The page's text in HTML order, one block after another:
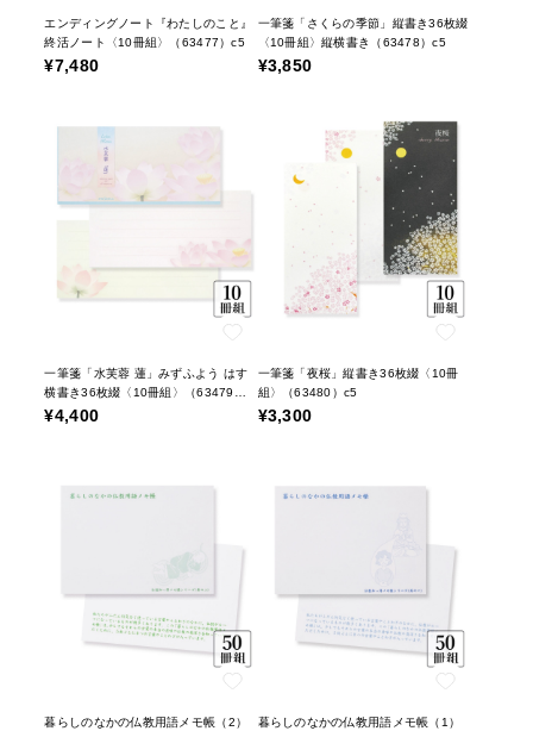
エンディングノート『わたしのこと』
終活ノート〈10冊組〉（63477）c5
¥7,480
一筆箋「さくらの季節」縦書き36枚綴
〈10冊組〉縦横書き（63478）c5
¥3,850
一筆箋「水芙蓉 蓮」みずふよう はす
横書き36枚綴〈10冊組〉（63479）
c5
¥4,400
一筆箋「夜桜」縦書き36枚綴〈10冊
組〉（63480）c5
¥3,300
暮らしのなかの仏教用語メモ帳（2）
暮らしのなかの仏教用語メモ帳（1）